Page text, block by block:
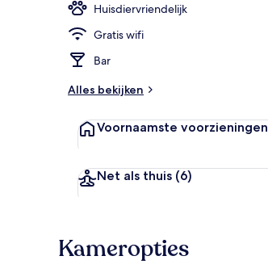
Huisdiervriendelijk
Gratis wifi
Bar
Alles bekijken
Voornaamste voorzieningen
Net als thuis (6)
Kameropties